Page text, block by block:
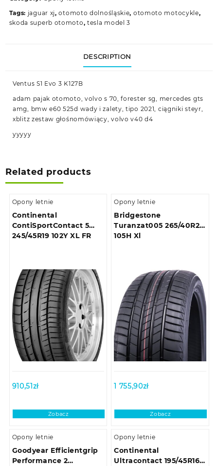
Tags: jaguar xj,otomoto dolnośląskie, otomoto motocykle,
skoda superb otomoto, tesla model 3
DESCRIPTION
Ventus S1 Evo 3 K127B
adam pajak otomoto, volvo s 70, forester sg, mercedes gts
amg, bmw e60 525d wady i zalety, tipo 2021, ciągniki steyr,
xblitz zestaw głośnomówiący, volvo v40 d4
yyyyy
Related products
Opony letnie
Continental
ContiSportContact 5
245/45R19 102Y XL FR
910,51zł
Zobacz
Opony letnie
Bridgestone
Turanzat005 265/40R21
105H Xl
1 755,90zł
Zobacz
Opony letnie
Goodyear Efficientgrip
Performance 2
Opony letnie
Continental
Ultracontact 195/45R16